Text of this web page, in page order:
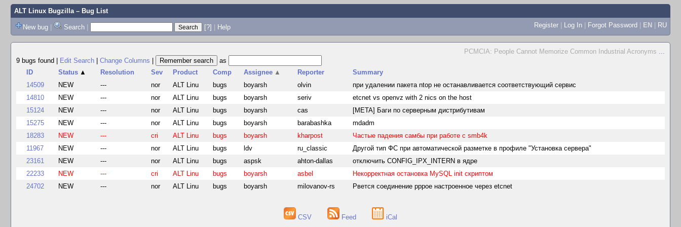
ALT Linux Bugzilla– Bug List
New bug | Search | [?] | Help Register | Log In | Forgot Password | EN | RU
PCMCIA: People Cannot Memorize Common Industrial Acronyms ...
9 bugs found
Edit Search Change Columns
as
ID
Status ▲ Resolution Sev Product Comp Assignee ▲ Reporter
Summary
14509
NEW --- nor ALT Linu bugs boyarsh olvin
при удалении пакета ntop не останавливается соответствующий сервис
14810
NEW --- nor ALT Linu bugs boyarsh seriv
etcnet vs openvz with 2 nics on the host
15124
NEW --- nor ALT Linu bugs boyarsh cas
[META] Баги по серверным дистрибутивам
15275
NEW --- nor ALT Linu bugs boyarsh barabashka
mdadm
18283
NEW --- cri ALT Linu bugs boyarsh kharpost
Частые падения самбы при работе с smb4k
11967
NEW --- nor ALT Linu bugs ldv ru_classic
Другой тип ФС при автоматической разметке в профиле "Установка сервера"
23161
NEW --- nor ALT Linu bugs aspsk ahton-dallas
отключить CONFIG_IPX_INTERN в ядре
22233
NEW --- cri ALT Linu bugs boyarsh asbel
Некорректная остановка MySQL init скриптом
24702
NEW --- nor ALT Linu bugs boyarsh milovanov-rs Рвется соединение pppoe настроенное через etcnet
CSV Feed iCal